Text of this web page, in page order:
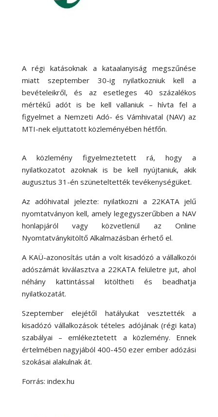
A régi katásoknak a kataalanyiság megszűnése
miatt szeptember 30-ig nyilatkozniuk kell a
bevételeikről, és az esetleges 40 százalékos
mértékű adót is be kell vallaniuk – hívta fel a
figyelmet a Nemzeti Adó- és Vámhivatal (NAV) az
MTI-nek eljuttatott közleményében hétfőn.
A közlemény figyelmeztetett rá, hogy a
nyilatkozatot azoknak is be kell nyújtaniuk, akik
augusztus 31-én szüneteltették tevékenységüket.
Az adóhivatal jelezte: nyilatkozni a 22KATA jelű
nyomtatványon kell, amely legegyszerűbben a NAV
honlapjáról vagy közvetlenül az Online
Nyomtatványkitöltő Alkalmazásban érhető el.
A KAÜ-azonosítás után a volt kisadózó a vállalkozói
adószámát kiválasztva a 22KATA felületre jut, ahol
néhány kattintással kitöltheti és beadhatja
nyilatkozatát.
Szeptember elejétől hatályukat vesztették a
kisadózó vállalkozások tételes adójának (régi kata)
szabályai – emlékeztetett a közlemény. Ennek
értelmében nagyjából 400-450 ezer ember adózási
szokásai alakulnak át.
Forrás: index.hu